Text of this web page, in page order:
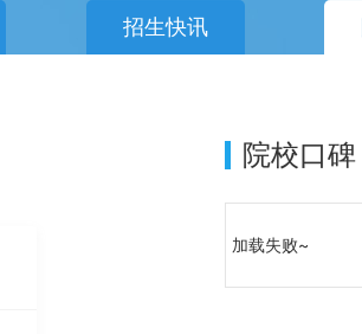
招生快讯
院校口碑
加载失败~